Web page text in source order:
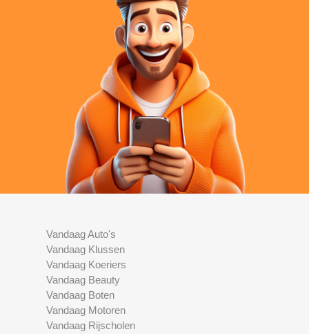
Vandaag Auto's
Vandaag Klussen
Vandaag Koeriers
Vandaag Beauty
Vandaag Boten
Vandaag Motoren
Vandaag Rijscholen